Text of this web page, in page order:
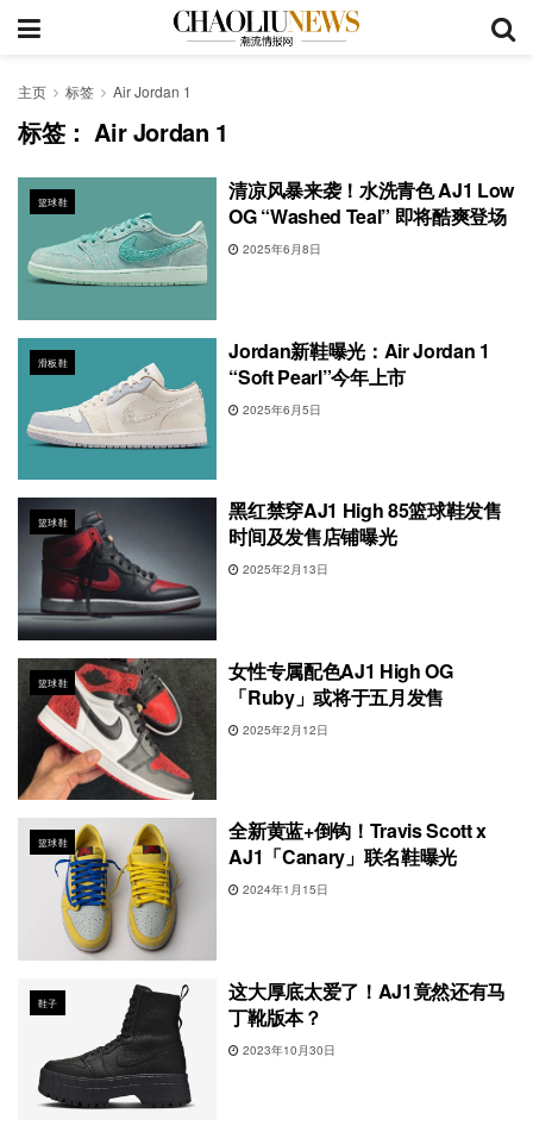
主页 标签 Air Jordan 1
标签：Air Jordan 1
篮球鞋
清凉风暴来袭！水洗青色 AJ1 Low
OG “Washed Teal” 即将酷爽登场
2025年6月8日
滑板鞋
Jordan新鞋曝光：Air Jordan 1
“Soft Pearl”今年上市
2025年6月5日
篮球鞋
黑红禁穿AJ1 High 85篮球鞋发售
时间及发售店铺曝光
2025年2月13日
篮球鞋
女性专属配色AJ1 High OG
「Ruby」或将于五月发售
2025年2月12日
篮球鞋
全新黄蓝+倒钩！Travis Scott x
AJ1「Canary」联名鞋曝光
2024年1月15日
鞋子
这大厚底太爱了！AJ1竟然还有马
丁靴版本？
2023年10月30日